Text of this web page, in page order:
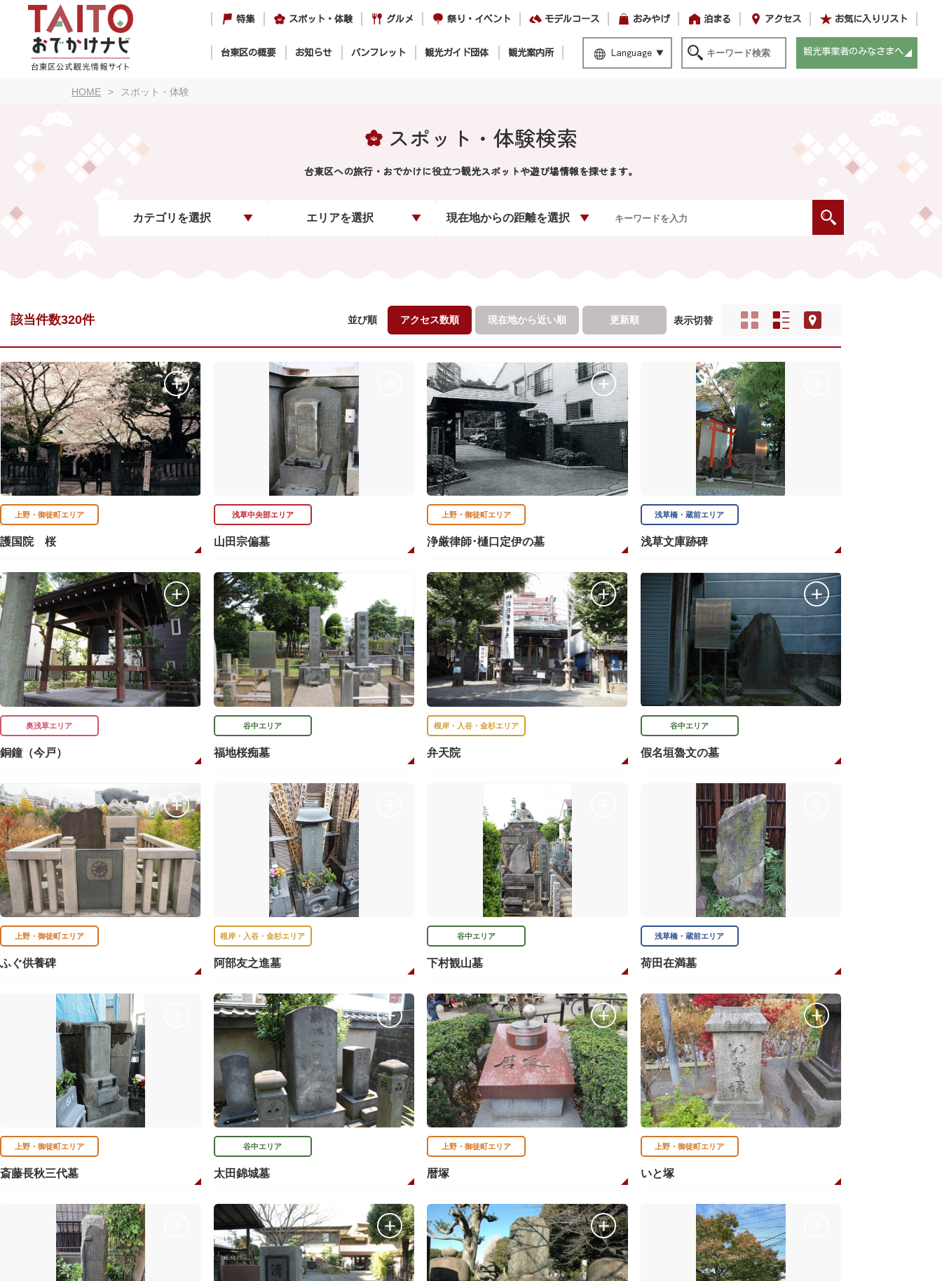
特集 スポット・体験 グルメ 祭り・イベント モデルコース おみやげ 泊まる アクセス お気に入りリスト
台東区の概要 お知らせ パンフレット 観光ガイド団体 観光案内所 Language 観光事業者のみなさまへ
HOME スポット・体験
スポット・体験検索
台東区への旅行・おでかけに役立つ観光スポットや遊び場情報を探せます。
カテゴリを選択 エリアを選択 現在地からの距離を選択
該当件数320件 並び順 アクセス数順 現在地から近い順 更新順 表示切替
上野・御徒町エリア
護国院 桜
浅草中央部エリア
山田宗偏墓
上野・御徒町エリア
浄厳律師･樋口定伊の墓
浅草橋・蔵前エリア
浅草文庫跡碑
奥浅草エリア
銅鐘（今戸）
谷中エリア
福地桜痴墓
根岸・入谷・金杉エリア
弁天院
谷中エリア
假名垣魯文の墓
上野・御徒町エリア
ふぐ供養碑
根岸・入谷・金杉エリア
阿部友之進墓
谷中エリア
下村観山墓
浅草橋・蔵前エリア
荷田在満墓
上野・御徒町エリア
斎藤長秋三代墓
谷中エリア
太田錦城墓
上野・御徒町エリア
暦塚
上野・御徒町エリア
いと塚